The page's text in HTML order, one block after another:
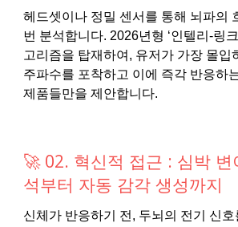
헤드셋이나 정밀 센서를 통해 뇌파의
번 분석합니다. 2026년형 ‘인텔리-링
고리즘을 탑재하여, 유저가 가장 몰입
주파수를 포착하고 이에 즉각 반응하
제품들만을 제안합니다.
🚀 02. 혁신적 접근 : 심박 변
석부터 자동 감각 생성까지
신체가 반응하기 전, 두뇌의 전기 신호